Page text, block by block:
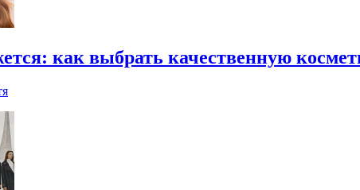
как выбрать качественную